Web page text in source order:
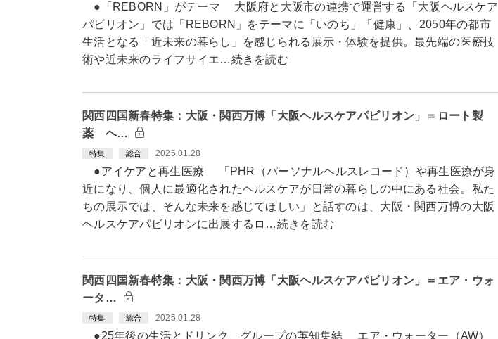
●「REBORN」がテーマ 大阪府と大阪市の連携で運営する「大阪ヘルスケア
パビリオン」では「REBORN」をテーマに「いのち」「健康」、2050年の都市
生活となる「近未来の暮らし」を感じられる展示・体験を提供。最先端の医療技
術や近未来のライフサイエ…続きを読む
関西四国新春特集：大阪・関西万博「大阪ヘルスケアパビリオン」＝ロート製
薬 ヘ…
特集 総合 2025.01.28
●アイケアと再生医療 「PHR（パーソナルヘルスレコード）や再生医療が身
近になり、個人に最適化されたヘルスケアが日常の暮らしの中にある社会。私た
ちの展示では、そんな未来を感じてほしい」と話すのは、大阪・関西万博の大阪
ヘルスケアパビリオンに出展するロ…続きを読む
関西四国新春特集：大阪・関西万博「大阪ヘルスケアパビリオン」＝エア・ウォ
ータ…
特集 総合 2025.01.28
●25年後の生活とドリンク グループの英知集結 エア・ウォーター（AW）